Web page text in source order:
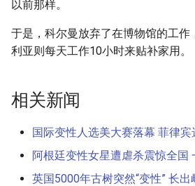
以前那样。
于是，科尔曼放弃了在博物馆的工作
利亚则每天工作10小时来贴补家用。
相关新闻
国际变性人选美大赛落幕 菲律宾
阿根廷变性女星遭虐杀震惊全国
英国5000年古树突然“变性” 长出